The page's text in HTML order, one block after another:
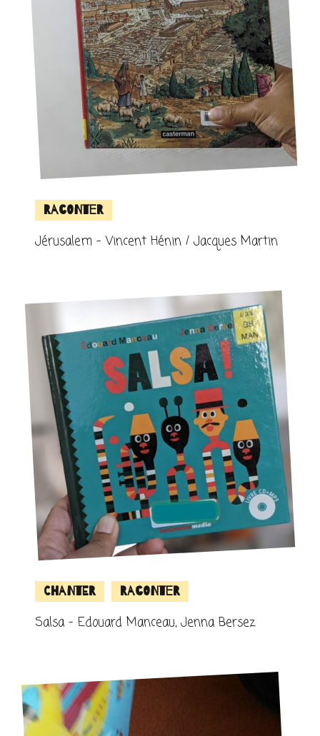
Raconter
Jérusalem – Vincent Hénin / Jacques Martin
Chanter Raconter
Salsa – Edouard Manceau, Jenna Bersez